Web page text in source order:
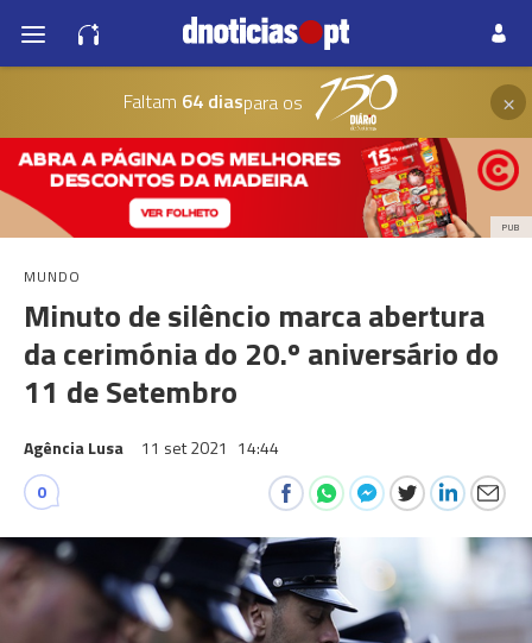
Faltam 64 diaspara os ×
PUB
MUNDO
Minuto de silêncio marca abertura
da cerimónia do 20.º aniversário do
11 de Setembro
Agência Lusa 11 set 2021 14:44
0